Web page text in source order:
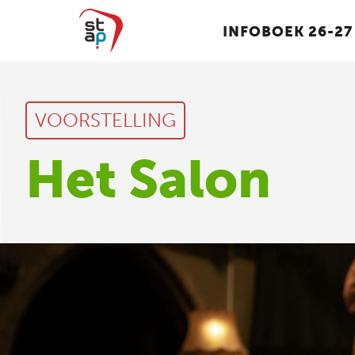
INFOBOEK 26-27
MUZIEK KLASSIEK
8 tot 18 jaar
Instrumenten
8 tot 18
VOORSTELLING
Het Salon